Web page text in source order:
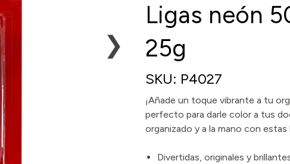
❯
Ligas neón
25g
SKU: P4027
¡Añade un toque vibrante a tu
perfecto para darle color a tus
organizado y a la mano con
Divertidas, originales y